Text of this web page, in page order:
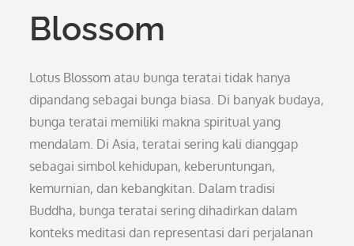
Blossom
Lotus Blossom atau bunga teratai tidak hanya
dipandang sebagai bunga biasa. Di banyak budaya,
bunga teratai memiliki makna spiritual yang
mendalam. Di Asia, teratai sering kali dianggap
sebagai simbol kehidupan, keberuntungan,
kemurnian, dan kebangkitan. Dalam tradisi
Buddha, bunga teratai sering dihadirkan dalam
konteks meditasi dan representasi dari perjalanan